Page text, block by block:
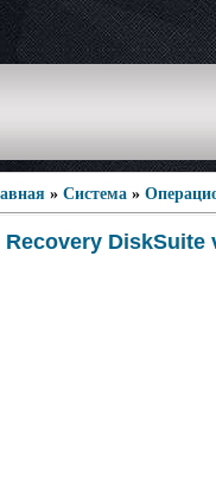
» Система »
Recovery DiskSuite